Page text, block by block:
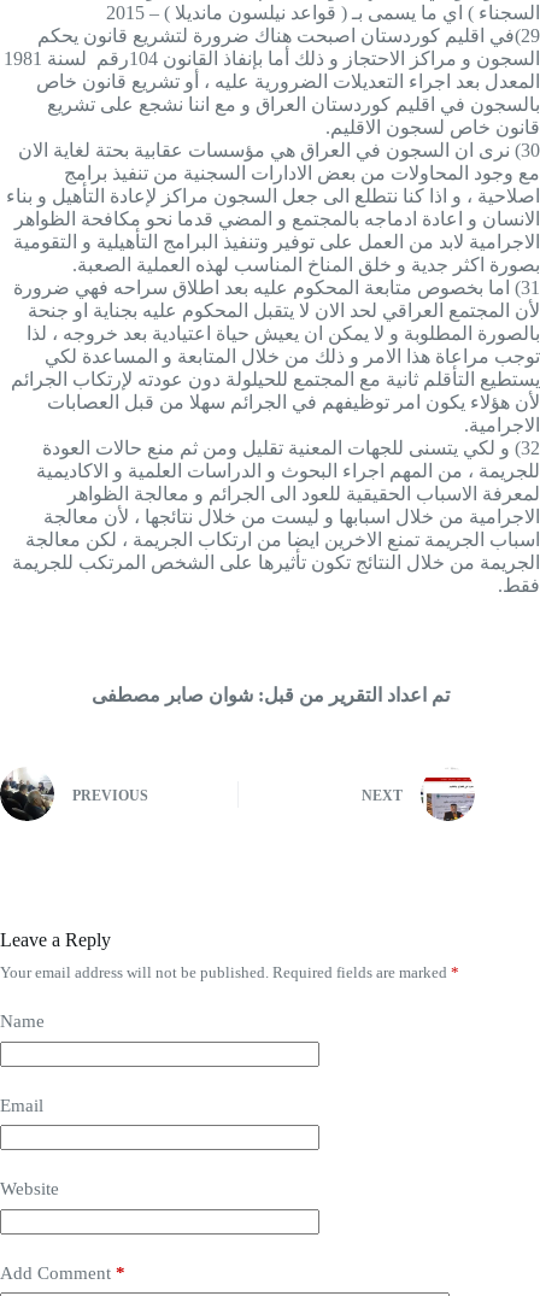
السجناء ) اي ما يسمى بـ ( قواعد نيلسون مانديلا ) – 2015
29) في اقليم كوردستان اصبحت هناك ضرورة لتشريع قانون يحكم
السجون و مراكز الاحتجاز و ذلك أما بإنفاذ القانون 104رقم لسنة 1981
المعدل بعد اجراء التعديلات الضرورية عليه ، أو تشريع قانون خاص
بالسجون في اقليم كوردستان العراق و مع اننا نشجع على تشريع
قانون خاص لسجون الاقليم.
30) نرى ان السجون في العراق هي مؤسسات عقابية بحتة لغاية الان
مع وجود المحاولات من بعض الادارات السجنية من تنفيذ برامج
اصلاحية ، و اذا كنا نتطلع الى جعل السجون مراكز لإعادة التأهيل و بناء
الانسان و اعادة ادماجه بالمجتمع و المضي قدما نحو مكافحة الظواهر
الاجرامية لابد من العمل على توفير وتنفيذ البرامج التأهيلية و التقومية
بصورة اكثر جدية و خلق المناخ المناسب لهذه العملية الصعبة.
31)
اما بخصوص متابعة المحكوم عليه بعد اطلاق سراحه فهي ضرورة
لأن المجتمع العراقي لحد الان لا يتقبل المحكوم عليه بجناية او جنحة
بالصورة المطلوبة و لا يمكن ان يعيش حياة اعتيادية بعد خروجه ، لذا
توجب مراعاة هذا الامر و ذلك من خلال المتابعة و المساعدة لكي
يستطيع التأقلم ثانية مع المجتمع للحيلولة دون عودته لإرتكاب الجرائم
لأن هؤلاء يكون امر توظيفهم في الجرائم سهلا من قبل العصابات
الاجرامية.
32) و لكي يتسنى للجهات المعنية تقليل ومن ثم منع حالات العودة
للجريمة ، من المهم اجراء البحوث و الدراسات العلمية و الاكاديمية
لمعرفة الاسباب الحقيقية للعود الى الجرائم و معالجة الظواهر
الاجرامية من خلال اسبابها و ليست من خلال نتائجها ، لأن معالجة
اسباب الجريمة تمنع الاخرين ايضا من ارتكاب الجريمة ، لكن معالجة
الجريمة من خلال النتائج تكون تأثيرها على الشخص المرتكب للجريمة
فقط.
تم اعداد التقرير من قبل: شوان صابر مصطفی
PREVIOUS NEXT
Leave a Reply
Your email address will not be published. Required fields are marked *
Name
Email
Website
Add Comment *